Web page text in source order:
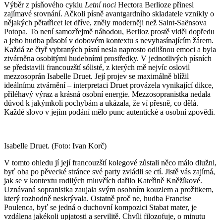
Výběr z písňového cyklu Letní noci Hectora Berlioze přinesl
zajímavé srovnání. Ačkoli písně avantgardního skladatele vznikly o
nějakých pětatřicet let dříve, zněly moderněji než Saint-Saënsova
Potopa. To není samozřejmě náhodou, Berlioz prostě viděl dopředu
a jeho hudba působí v dobovém kontextu s nevyhasínajícím žárem.
Každá ze čtyř vybraných písní nesla naprosto odlišnou emoci a byla
ztvárněna osobitými hudebními prostředky. V jednotlivých písních
se představili francouzští sólisté, z kterých mě nejvíc oslovil
mezzosoprán Isabelle Druet. Její projev se maximálně blížil
ideálnímu ztvárnění – interpretaci Druet provázela vynikající dikce,
přiléhavý výraz a krásná osobní energie. Mezzosopranistka nedala
důvod k jakýmkoli pochybám a ukázala, že ví přesně, co dělá.
Každé slovo v jejím podání mělo punc autentické a osobní zpovědi.
Isabelle Druet. (Foto: Ivan Korč)
V tomto ohledu jí její francouzští kolegové zůstali něco málo dlužni,
byť oba po pěvecké stránce své party zvládli se ctí. Jistě vás zajímá,
jak se v kontextu rodilých mluvčích dařilo Kateřině Kněžíkové.
Uznávaná sopranistka zaujala svým osobním kouzlem a prožitkem,
který rozhodně neskrývala. Ostatně proč ne, hudba Francise
Poulenca, byť se jedná o duchovní kompozici Stabat mater, je
vzdálena jakékoli upjatosti a servilitě. Chvíli filozofuje, o minutu